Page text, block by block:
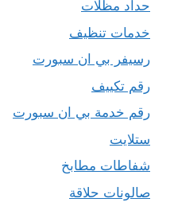
حداد مظلات
خدمات تنظيف
رسيفر بي ان سبورت
رقم تكييف
رقم خدمة بي ان سبورت
ستلايت
شفاطات مطابخ
صالونات حلاقة